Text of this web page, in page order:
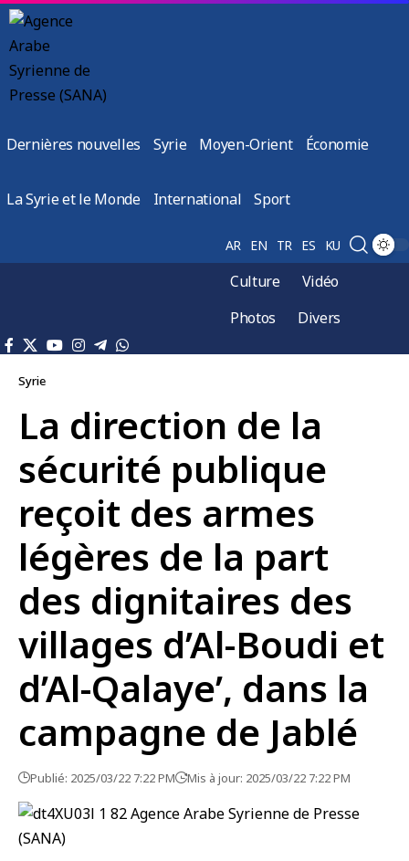
Dernières nouvelles Syrie Moyen-Orient Économie
La Syrie et le Monde International Sport
AR EN TR ES KU
Culture
Vidéo
Photos
Divers
Syrie
La direction de la
sécurité publique
reçoit des armes
légères de la part
des dignitaires des
villages d’Al-Boudi et
d’Al-Qalaye’, dans la
campagne de Jablé
Publié: 2025/03/22 7:22 PM Mis à jour: 2025/03/22 7:22 PM